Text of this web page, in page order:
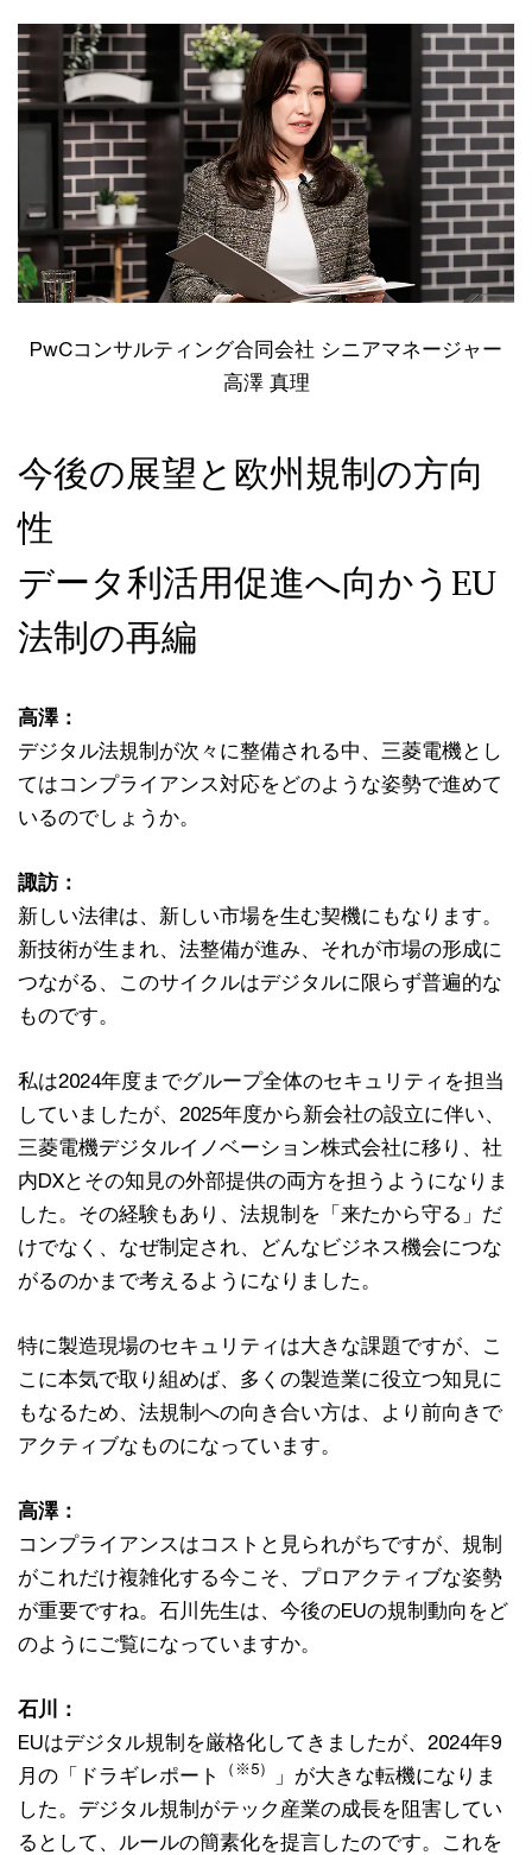
PwCコンサルティング合同会社 シニアマネージャー
高澤 真理
今後の展望と欧州規制の方向
性
データ利活用促進へ向かうEU
法制の再編
高澤：
デジタル法規制が次々に整備される中、三菱電機とし
てはコンプライアンス対応をどのような姿勢で進めて
いるのでしょうか。
諏訪：
新しい法律は、新しい市場を生む契機にもなります。
新技術が生まれ、法整備が進み、それが市場の形成に
つながる、このサイクルはデジタルに限らず普遍的な
ものです。
私は2024年度までグループ全体のセキュリティを担当
していましたが、2025年度から新会社の設立に伴い、
三菱電機デジタルイノベーション株式会社に移り、社
内DXとその知見の外部提供の両方を担うようになりま
した。その経験もあり、法規制を「来たから守る」だ
けでなく、なぜ制定され、どんなビジネス機会につな
がるのかまで考えるようになりました。
特に製造現場のセキュリティは大きな課題ですが、こ
こに本気で取り組めば、多くの製造業に役立つ知見に
もなるため、法規制への向き合い方は、より前向きで
アクティブなものになっています。
高澤：
コンプライアンスはコストと見られがちですが、規制
がこれだけ複雑化する今こそ、プロアクティブな姿勢
が重要ですね。石川先生は、今後のEUの規制動向をど
のようにご覧になっていますか。
石川：
EUはデジタル規制を厳格化してきましたが、2024年9
月の「ドラギレポート
（※5）
」が大きな転機になりま
した。デジタル規制がテック産業の成長を阻害してい
るとして、ルールの簡素化を提言したのです。これを